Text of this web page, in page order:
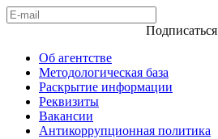
Подписаться
Об агентстве
Методологическая база
Раскрытие информации
Реквизиты
Вакансии
Антикоррупционная политика